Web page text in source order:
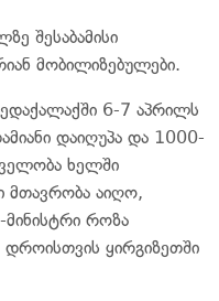
შესაბამისი
მობილიზებულები.
6-7 აპრილს
დაიღუპა და 1000-
ხელში
მთავრობა აიღო,
როზა
ყირგიზეთში